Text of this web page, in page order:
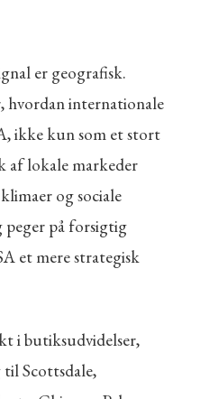
er geografisk.
hvordan internationale
ikke kun som et stort
af lokale markeder
og sociale
peger på forsigtig
et mere strategisk
i butiksudvidelser,
til Scottsdale,